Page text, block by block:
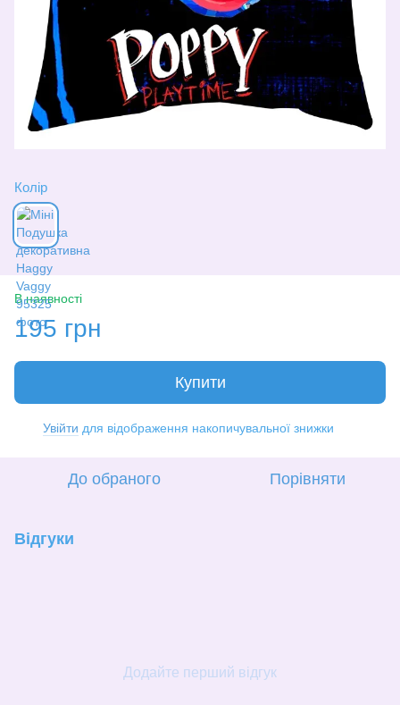
Колір
В наявності
195 грн
Купити
Увійти для відображення накопичувальної знижки
До обраного Порівняти
Відгуки
Додайте перший відгук